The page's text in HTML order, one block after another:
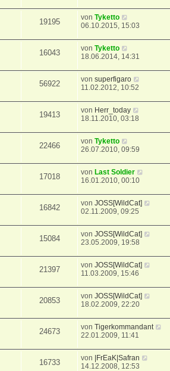
19195 vonTyketto
06.10.2015, 15:03
16043 vonTyketto
18.06.2014, 14:31
56922 vonsuperfigaro
11.02.2012, 10:52
19413 von Herr_today
18.11.2010, 03:18
22466 vonTyketto
26.07.2010, 09:59
17018 von Last Soldier
16.01.2010, 00:10
16842 vonJOSS[WildCat]
02.11.2009, 09:25
15084 vonJOSS[WildCat]
23.05.2009, 19:58
21397 vonJOSS[WildCat]
11.03.2009, 15:46
20853 vonJOSS[WildCat]
18.02.2009, 22:20
24673 vonTigerkommandant
22.01.2009, 11:41
16733 von
|FrEaK|Safran
14.12.2008, 12:53